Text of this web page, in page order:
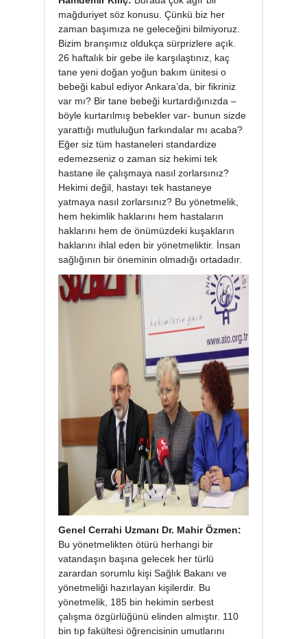
mağduriyet söz konusu. Çünkü biz her
zaman başımıza ne geleceğini bilmiyoruz.
Bizim branşımız oldukça sürprizlere açık.
26 haftalık bir gebe ile karşılaştınız, kaç
tane yeni doğan yoğun bakım ünitesi o
bebeği kabul ediyor Ankara’da, bir fikriniz
var mı? Bir tane bebeği kurtardığınızda –
böyle kurtarılmış bebekler var- bunun sizde
yarattığı mutluluğun farkındalar mı acaba?
Eğer siz tüm hastaneleri standardize
edemezseniz o zaman siz hekimi tek
hastane ile çalışmaya nasıl zorlarsınız?
Hekimi değil, hastayı tek hastaneye
yatmaya nasıl zorlarsınız? Bu yönetmelik,
hem hekimlik haklarını hem hastaların
haklarını hem de önümüzdeki kuşakların
haklarını ihlal eden bir yönetmeliktir. İnsan
sağlığının bir öneminin olmadığı ortadadır.
Genel Cerrahi Uzmanı Dr. Mahir Özmen:
Bu yönetmelikten ötürü herhangi bir
vatandaşın başına gelecek her türlü
zarardan sorumlu kişi Sağlık Bakanı ve
yönetmeliği hazırlayan kişilerdir. Bu
yönetmelik, 185 bin hekimin serbest
çalışma özgürlüğünü elinden almıştır. 110
bin tıp fakültesi öğrencisinin umutlarını